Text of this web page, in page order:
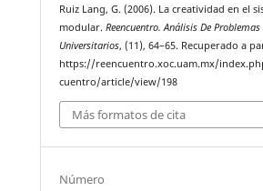
Ruiz Lang, G. (2006). La creatividad en el
modular.Reencuentro. Análisis De Problemas
Universitarios, (11), 64–65. Recuperado a
https://reencuentro.xoc.uam.mx/
cuentro/article/view/198
Más formatos de cita
Número